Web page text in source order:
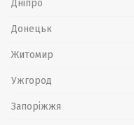
Дніпро
Донецьк
Житомир
Ужгород
Запоріжжя